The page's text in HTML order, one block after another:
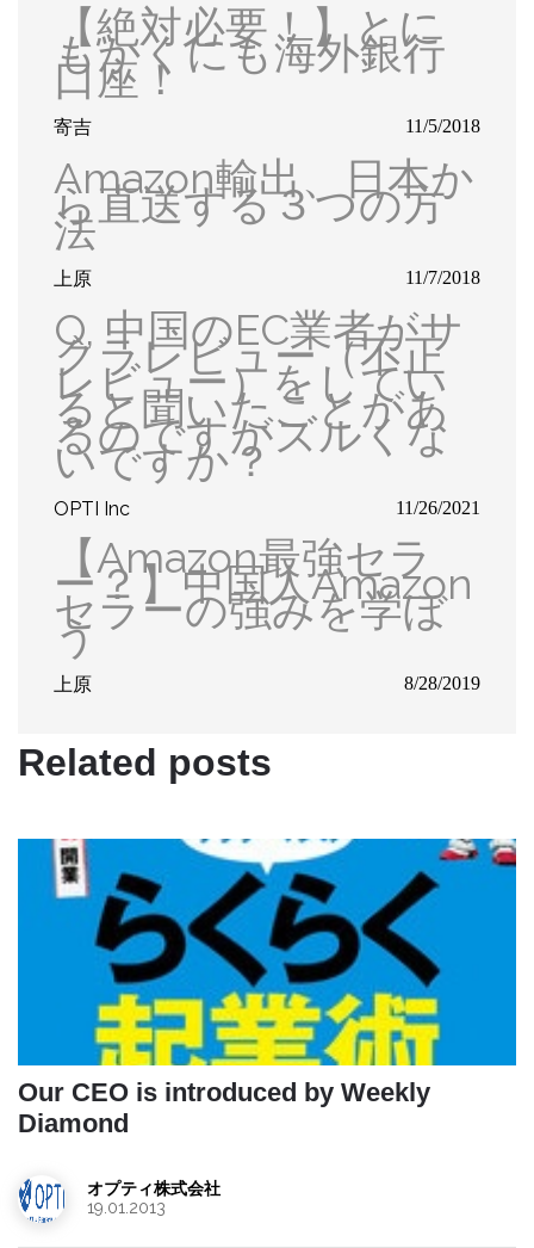
【絶対必要！】とに
もかくにも海外銀行
口座！
寄吉 11/5/2018
Amazon輸出、日本か
ら直送する３つの方
法
上原 11/7/2018
Q, 中国のEC業者がサ
クラレビュー（不正
レビュー）をしてい
ると聞いたことがあ
るのですがズルくな
いですか？
OPTI Inc 11/26/2021
【Amazon最強セラ
ー？】中国人Amazon
セラーの強みを学ぼ
う
上原 8/28/2019
Related posts
Our CEO is introduced by Weekly
Diamond
オプティ株式会社
19.01.2013